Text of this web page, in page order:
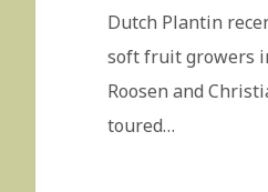
Dutch Plantin
soft fruit growers
Roosen and
toured…